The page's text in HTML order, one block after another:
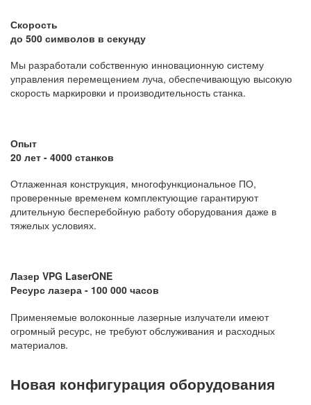
Скорость
до 500 символов в секунду
Мы разработали собственную инновационную систему
управления перемещением луча, обеспечивающую высокую
скорость маркировки и производительность станка.
Опыт
20 лет - 4000 станков
Отлаженная конструкция, многофункциональное ПО,
проверенные временем комплектующие гарантируют
длительную бесперебойную работу оборудования даже в
тяжелых условиях.
Лазер VPG LaserONE
Ресурс лазера - 100 000 часов
Применяемые волоконные лазерные излучатели имеют
огромный ресурс, не требуют обслуживания и расходных
материалов.
Новая конфигурация оборудования